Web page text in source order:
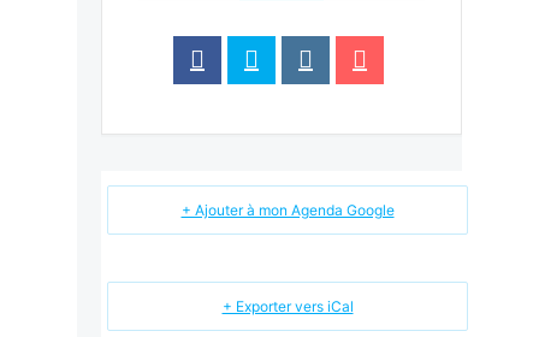
+ Ajouter à mon Agenda Google
+ Exporter vers iCal